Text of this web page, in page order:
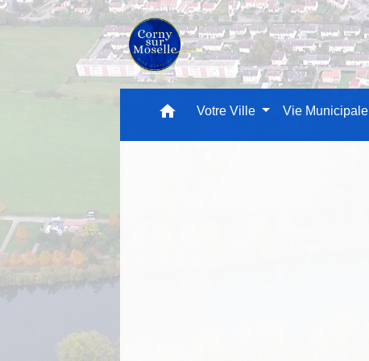
home Votre Ville Vie Municipale